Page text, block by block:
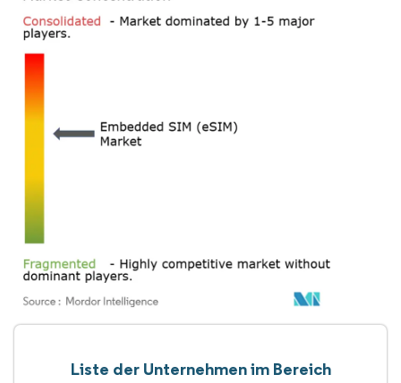
Liste der Unternehmen im Bereich